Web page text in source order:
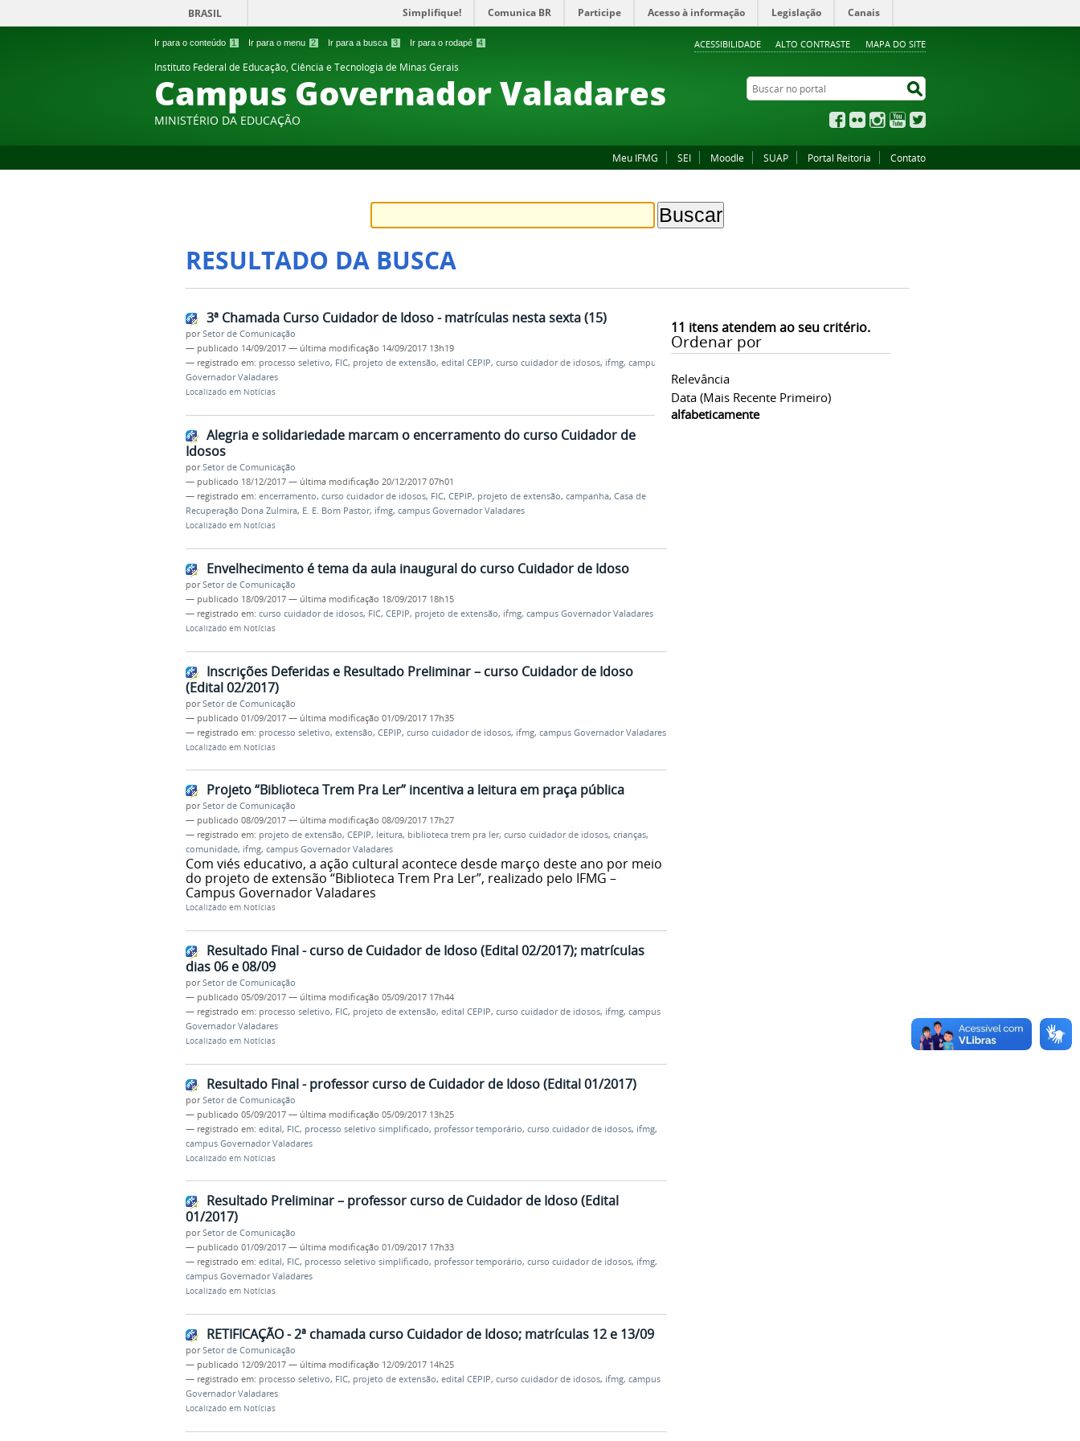
Ir para o conteúdo 1 Ir para o menu 2 Ir para a busca 3 Ir para o rodapé 4 ACESSIBILIDADE ALTO CONTRASTE MAPA DO SITE
BRASIL Simplifique! Comunica BR Participe Acesso à informação Legislação Canais
Instituto Federal de Educação, Ciência e Tecnologia de Minas Gerais
Campus Governador Valadares
MINISTÉRIO DA EDUCAÇÃO
Buscar no portal
Facebook
Flickr InstagramYouTube
Meu IFMG SEI Moodle SUAP Portal Reitoria Contato
RESULTADO DA BUSCA
11 itens atendem ao seu critério.
Ordenar por
Relevância
Data (mais Recente Primeiro)
alfabeticamente
3ª Chamada Curso Cuidador de Idoso - matrículas nesta sexta (15)
porSetor de Comunicação
— publicado 14/09/2017 — última modificação 14/09/2017 13h19
— registrado em: processo seletivo, FIC, projeto de extensão, edital CEPIP, curso cuidador de idosos, ifmg, campus
Governador Valadares
Localizado em Notícias
Alegria e solidariedade marcam o encerramento do curso Cuidador de
Idosos
porSetor de Comunicação
— publicado 18/12/2017 — última modificação 20/12/2017 07h01
— registrado em: encerramento, curso cuidador de idosos, FIC, CEPIP, projeto de extensão, campanha, Casa de
Recuperação Dona Zulmira, E. E. Bom Pastor, ifmg, campus Governador Valadares
Localizado em Notícias
Envelhecimento é tema da aula inaugural do curso Cuidador de Idoso
porSetor de Comunicação
— publicado 18/09/2017 — última modificação 18/09/2017 18h15
— registrado em: curso cuidador de idosos, FIC, CEPIP, projeto de extensão, ifmg, campus Governador Valadares
Localizado em Notícias
Inscrições Deferidas e Resultado Preliminar – curso Cuidador de Idoso
(Edital 02/2017)
porSetor de Comunicação
— publicado 01/09/2017 — última modificação 01/09/2017 17h35
— registrado em: processo seletivo, extensão, CEPIP, curso cuidador de idosos, ifmg, campus Governador Valadares
Localizado em Notícias
Projeto “Biblioteca Trem Pra Ler” incentiva a leitura em praça pública
porSetor de Comunicação
— publicado 08/09/2017 — última modificação 08/09/2017 17h27
— registrado em: projeto de extensão, CEPIP, leitura, biblioteca trem pra ler, curso cuidador de idosos, crianças,
comunidade, ifmg, campus Governador Valadares
Com viés educativo, a ação cultural acontece desde março deste ano por meio
do projeto de extensão “Biblioteca Trem Pra Ler”, realizado pelo IFMG –
Campus Governador Valadares
Localizado em Notícias
Resultado Final - curso de Cuidador de Idoso (Edital 02/2017); matrículas
dias 06 e 08/09
porSetor de Comunicação
— publicado 05/09/2017 — última modificação 05/09/2017 17h44
— registrado em: processo seletivo, FIC, projeto de extensão, edital CEPIP, curso cuidador de idosos, ifmg, campus
Governador Valadares
Localizado em Notícias
Resultado Final - professor curso de Cuidador de Idoso (Edital 01/2017)
porSetor de Comunicação
— publicado 05/09/2017 — última modificação 05/09/2017 13h25
— registrado em: edital, FIC, processo seletivo simplificado, professor temporário, curso cuidador de idosos, ifmg,
campus Governador Valadares
Localizado em Notícias
Resultado Preliminar – professor curso de Cuidador de Idoso (Edital
01/2017)
porSetor de Comunicação
— publicado 01/09/2017 — última modificação 01/09/2017 17h33
— registrado em: edital, FIC, processo seletivo simplificado, professor temporário, curso cuidador de idosos, ifmg,
campus Governador Valadares
Localizado em Notícias
RETIFICAÇÃO - 2ª chamada curso Cuidador de Idoso; matrículas 12 e 13/09
porSetor de Comunicação
— publicado 12/09/2017 — última modificação 12/09/2017 14h25
— registrado em: processo seletivo, FIC, projeto de extensão, edital CEPIP, curso cuidador de idosos, ifmg, campus
Governador Valadares
Localizado em Notícias